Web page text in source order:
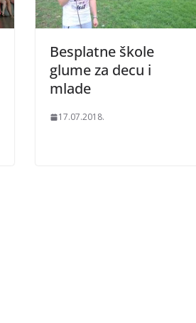
Besplatne škole
glume za decu i
mlade
17.07.2018.